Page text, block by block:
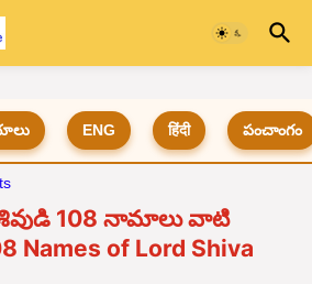
ENG हिंदी పంచాంగం
108 నామాలు వాటి
Names of Lord Shiva